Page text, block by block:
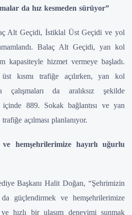
da hız kesmeden sürüyor”
Alt Geçidi, İstiklal Üst Geçidi ve yol
Balaç Alt Geçidi, yan kol
kapasiteyle hizmet vermeye başladı.
kısmı trafiğe açılırken, yan kol
çalışmaları da aralıksız şekilde
889. Sokak bağlantısı ve yan
açılması planlanıyor.
ve hemşehrilerimize hayırlı uğurlu
Başkanı Halit Doğan, “Şehrimizin
da güçlendirmek ve hemşehrilerimize
hızlı bir ulaşım deneyimi sunmak